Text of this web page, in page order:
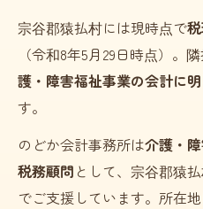
宗谷郡猿払村には現時点で
（令和8年5月29日時点）。
護・障害福祉事業の会計に
す。
のどか会計事務所は介護・
税務顧問 として、宗谷郡猿
でご支援しています。所在